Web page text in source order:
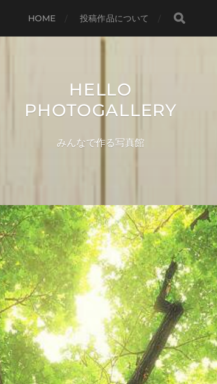
HOME 投稿作品について
HELLO
PHOTOGALLERY
みんなで作る写真館